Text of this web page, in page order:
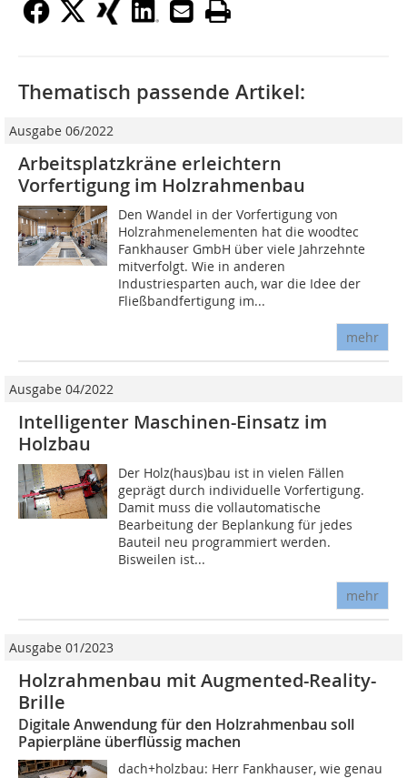
Thematisch passende Artikel:
Ausgabe 06/2022
Arbeitsplatzkräne erleichtern
Vorfertigung im Holzrahmenbau
Den Wandel in der Vorfertigung von
Holzrahmenelementen hat die woodtec
Fankhauser GmbH über viele Jahrzehnte
mitverfolgt. Wie in anderen
Industriesparten auch, war die Idee der
Fließbandfertigung im...
mehr
Ausgabe 04/2022
Intelligenter Maschinen-Einsatz im
Holzbau
Der Holz(haus)bau ist in vielen Fällen
geprägt durch individuelle Vorfertigung.
Damit muss die vollautomatische
Bearbeitung der Beplankung für jedes
Bauteil neu programmiert werden.
Bisweilen ist...
mehr
Ausgabe 01/2023
Holzrahmenbau mit Augmented-Reality-
Brille
Digitale Anwendung für den Holzrahmenbau soll
Papierpläne überflüssig machen
dach+holzbau: Herr Fankhauser, wie genau